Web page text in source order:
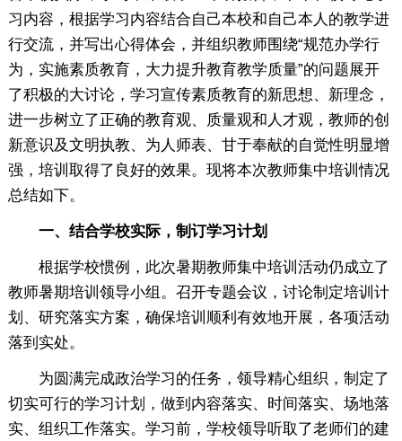
习内容，根据学习内容结合自己本校和自己本人的教学进
行交流，并写出心得体会，并组织教师围绕“规范办学行
为，实施素质教育，大力提升教育教学质量”的问题展开
了积极的大讨论，学习宣传素质教育的新思想、新理念，
进一步树立了正确的教育观、质量观和人才观，教师的创
新意识及文明执教、为人师表、甘于奉献的自觉性明显增
强，培训取得了良好的效果。现将本次教师集中培训情况
总结如下。
一、结合学校实际，制订学习计划
根据学校惯例，此次暑期教师集中培训活动仍成立了
教师暑期培训领导小组。召开专题会议，讨论制定培训计
划、研究落实方案，确保培训顺利有效地开展，各项活动
落到实处。
为圆满完成政治学习的任务，领导精心组织，制定了
切实可行的学习计划，做到内容落实、时间落实、场地落
实、组织工作落实。学习前，学校领导听取了老师们的建